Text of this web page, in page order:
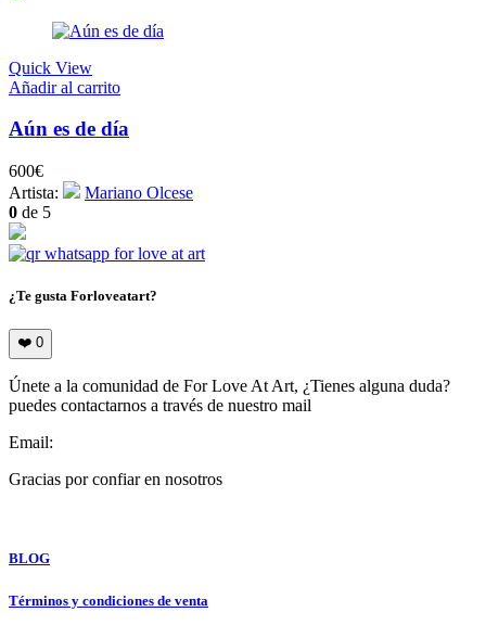
Quick View
Añadir al carrito
Aún es de día
600€
Artista:
Mariano Olcese
0 de 5
¿Te gusta Forloveatart?
❤️ 0
Únete a la comunidad de For Love At Art, ¿Tienes alguna duda?
puedes contactarnos a través de nuestro mail
Email:
Gracias por confiar en nosotros
BLOG
Términos y condiciones de venta